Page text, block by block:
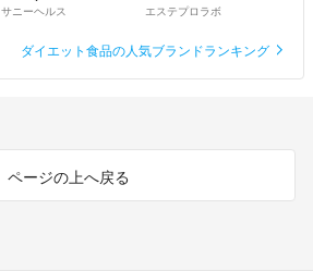
サニーヘルス エステプロラボ
ダイエット食品の人気ブランドランキング
ページの上へ戻る